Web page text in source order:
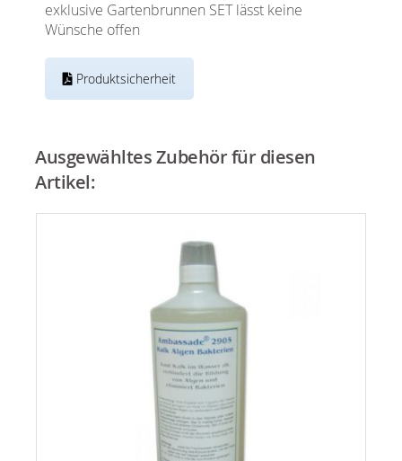
exklusive Gartenbrunnen SET lässt keine
Wünsche offen
Produktsicherheit
Ausgewähltes Zubehör für diesen
Artikel: